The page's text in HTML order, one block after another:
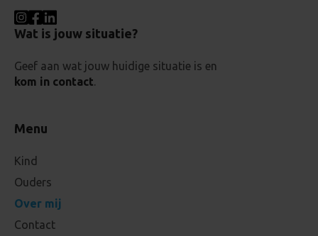
Wat is jouw situatie?
Geef aan wat jouw huidige situatie is en
kom in contact.
Menu
Kind
Ouders
Over mij
Contact